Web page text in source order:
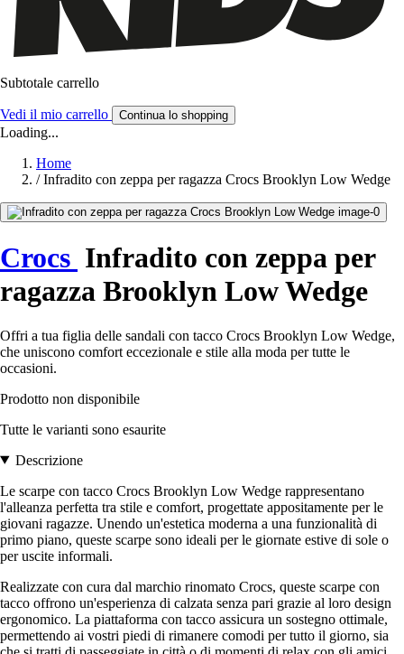
Subtotale carrello
Vedi il mio carrello Continua lo shopping
Loading...
Home
/ Infradito con zeppa per ragazza Crocs Brooklyn Low Wedge
Crocs Infradito con zeppa per
ragazza Brooklyn Low Wedge
Offri a tua figlia delle sandali con tacco Crocs Brooklyn Low Wedge,
che uniscono comfort eccezionale e stile alla moda per tutte le
occasioni.
Prodotto non disponibile
Tutte le varianti sono esaurite
Descrizione
Le scarpe con tacco Crocs Brooklyn Low Wedge rappresentano
l'alleanza perfetta tra stile e comfort, progettate appositamente per le
giovani ragazze. Unendo un'estetica moderna a una funzionalità di
primo piano, queste scarpe sono ideali per le giornate estive di sole o
per uscite informali.
Realizzate con cura dal marchio rinomato Crocs, queste scarpe con
tacco offrono un'esperienza di calzata senza pari grazie al loro design
ergonomico. La piattaforma con tacco assicura un sostegno ottimale,
permettendo ai vostri piedi di rimanere comodi per tutto il giorno, sia